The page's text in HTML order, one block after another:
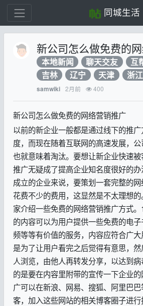
同城生活
新公司怎么做免费的
本地新闻 聊天交友 互
吉林
辽宁 天津 浙江
samwiki 2月前 400
新公司怎么做免费的网络营销推广
以前的新企业一般都是通过线下的推
度，而现在随着互联网的高速发展，
也就意味着淘汰。要想让新企业快速
推广无疑成了提高企业知名度很好的
成立的企业来说，要策划一套完整的
花费不少的费用，这显然是不太理想
家介绍一些免费的网络营销推广方式
的内容可以为用户提供一些免费的电
频等等有价值的服务，内容应符合广
是为了让用户看完之后觉得有意思，
人浏览，由他人再转发分享，以达到
的是要在内容里附带的宣传一下企业
广可以在新浪、网易、搜狐、阿里巴
客，加入这些网站的相关博客圈子进